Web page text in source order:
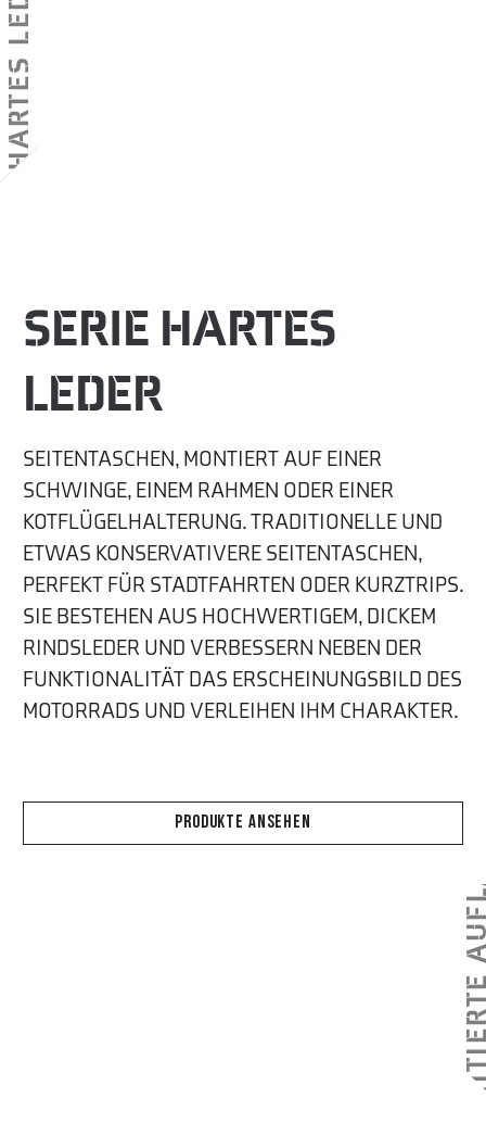
HARTES LEDER
SERIE HARTES
LEDER
SEITENTASCHEN, MONTIERT AUF EINER
SCHWINGE, EINEM RAHMEN ODER EINER
KOTFLÜGELHALTERUNG. TRADITIONELLE UND
ETWAS KONSERVATIVERE SEITENTASCHEN,
PERFEKT FÜR STADTFAHRTEN ODER KURZTRIPS.
SIE BESTEHEN AUS HOCHWERTIGEM, DICKEM
RINDSLEDER UND VERBESSERN NEBEN DER
FUNKTIONALITÄT DAS ERSCHEINUNGSBILD DES
MOTORRADS UND VERLEIHEN IHM CHARAKTER.
PRODUKTE ANSEHEN